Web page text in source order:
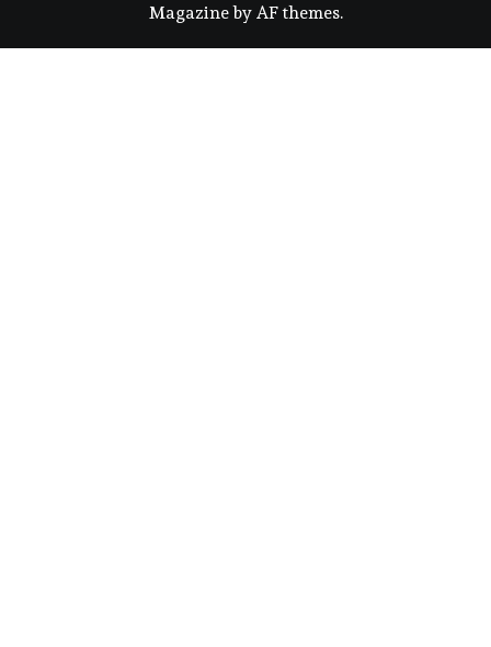
Magazineby AF themes.